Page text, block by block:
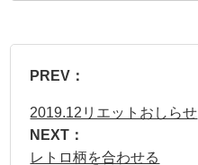
PREV：
2019.12リエットおしらせ
NEXT：
レトロ柄を合わせる